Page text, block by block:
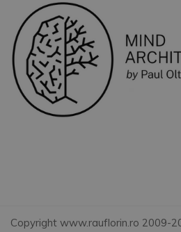
Copyright www.rauflorin.ro 2009-